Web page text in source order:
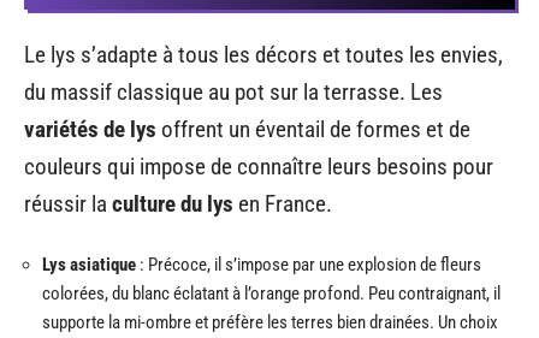
Le lys s’adapte à tous les décors et toutes les envies,
du massif classique au pot sur la terrasse. Les
variétés de lys offrent un éventail de formes et de
couleurs qui impose de connaître leurs besoins pour
réussir la culture du lys en France.
Lys asiatique : Précoce, il s’impose par une explosion de fleurs
colorées, du blanc éclatant à l’orange profond. Peu contraignant, il
supporte la mi-ombre et préfère les terres bien drainées. Un choix